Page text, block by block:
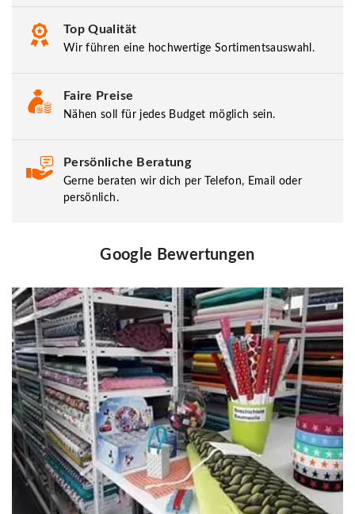
Top Qualität
Wir führen eine hochwertige Sortimentsauswahl.
Faire Preise
Nähen soll für jedes Budget möglich sein.
Persönliche Beratung
Gerne beraten wir dich per Telefon, Email oder
persönlich.
Google Bewertungen